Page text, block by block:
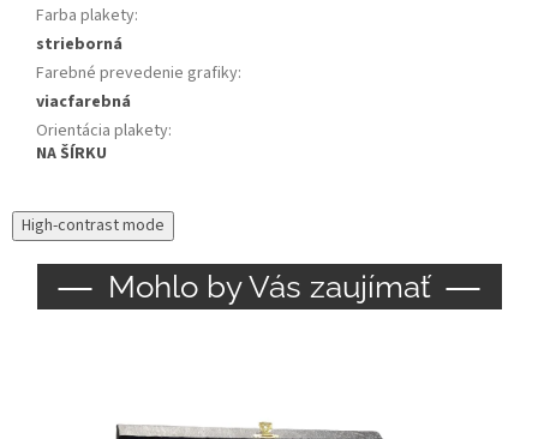
Farba plakety:
strieborná
Farebné prevedenie grafiky:
viacfarebná
Orientácia plakety:
NA ŠÍRKU
High-contrast mode
Mohlo by Vás zaujímať